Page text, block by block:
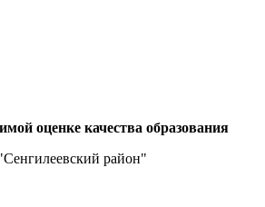
оценке качества образования
район"